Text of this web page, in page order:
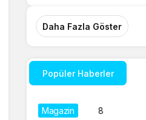
Daha Fazla Göster
Popüler Haberler
Magazin 8